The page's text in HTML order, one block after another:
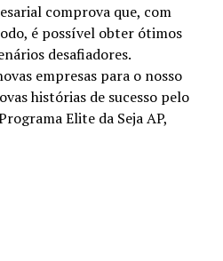
comprova que, com
é possível obter ótimos
desafiadores.
empresas para o nosso
histórias de sucesso pelo
Elite da Seja AP,